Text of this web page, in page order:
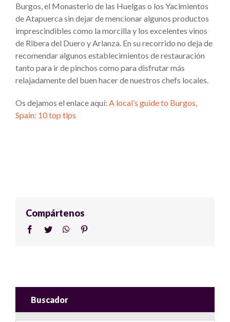
Burgos, el Monasterio de las Huelgas o los Yacimientos
de Atapuerca sin dejar de mencionar algunos productos
imprescindibles como la morcilla y los excelentes vinos
de Ribera del Duero y Arlanza. En su recorrido no deja de
recomendar algunos establecimientos de restauración
tanto para ir de pinchos como para disfrutar más
relajadamente del buen hacer de nuestros chefs locales.
Os dejamos el enlace aquí: A local’s guide to Burgos,
Spain: 10 top tips
Compártenos
Facebook
TwitterWhatsApp
Buscador